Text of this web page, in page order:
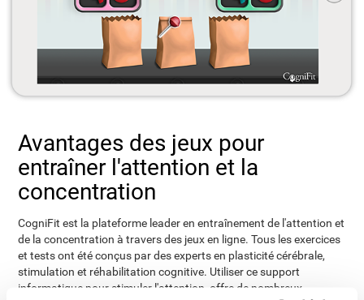
Avantages des jeux pour
entraîner l'attention et la
concentration
CogniFit est la plateforme leader en entraînement de l'attention et
de la concentration à travers des jeux en ligne. Tous les exercices
et tests ont été conçus par des experts en plasticité cérébrale,
stimulation et réhabilitation cognitive. Utiliser ce support
informatique pour stimuler l'attention, offre de nombreux